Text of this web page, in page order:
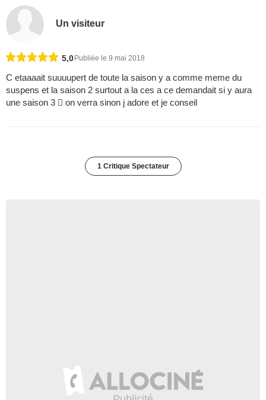
Un visiteur
5,0 Publiée le 9 mai 2018
C etaaaait suuuupert de toute la saison y a comme meme du
suspens et la saison 2 surtout a la ces a ce demandait si y aura
une saison 3  on verra sinon j adore et je conseil
1 Critique Spectateur